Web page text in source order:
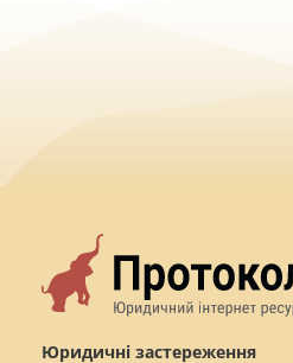
Юридичні застереження